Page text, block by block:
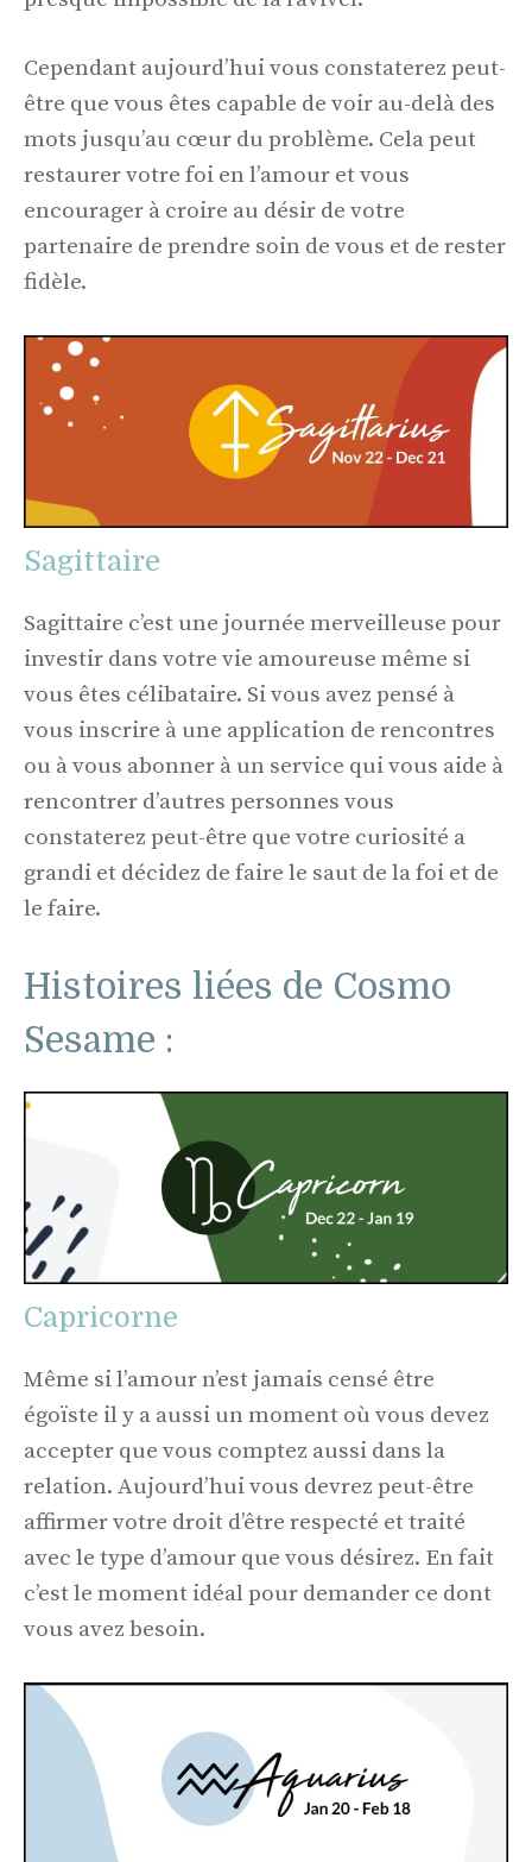
Cependant aujourd’hui vous constaterez peut-
être que vous êtes capable de voir au-delà des
mots jusqu’au cœur du problème. Cela peut
restaurer votre foi en l’amour et vous
encourager à croire au désir de votre
partenaire de prendre soin de vous et de rester
fidèle.
Sagittaire
Sagittaire c’est une journée merveilleuse pour
investir dans votre vie amoureuse même si
vous êtes célibataire. Si vous avez pensé à
vous inscrire à une application de rencontres
ou à vous abonner à un service qui vous aide à
rencontrer d’autres personnes vous
constaterez peut-être que votre curiosité a
grandi et décidez de faire le saut de la foi et de
le faire.
Histoires liées de Cosmo
Sesame :
Capricorne
Même si l’amour n’est jamais censé être
égoïste il y a aussi un moment où vous devez
accepter que vous comptez aussi dans la
relation. Aujourd’hui vous devrez peut-être
affirmer votre droit d’être respecté et traité
avec le type d’amour que vous désirez. En fait
c’est le moment idéal pour demander ce dont
vous avez besoin.